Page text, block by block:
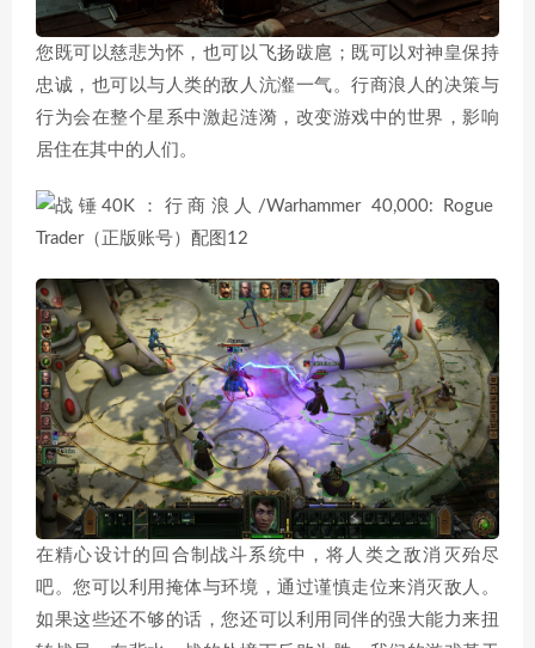
您既可以慈悲为怀，也可以飞扬跋扈；既可以对神皇保持
忠诚，也可以与人类的敌人沆瀣一气。行商浪人的决策与
行为会在整个星系中激起涟漪，改变游戏中的世界，影响
居住在其中的人们。
在精心设计的回合制战斗系统中，将人类之敌消灭殆尽
吧。您可以利用掩体与环境，通过谨慎走位来消灭敌人。
如果这些还不够的话，您还可以利用同伴的强大能力来扭